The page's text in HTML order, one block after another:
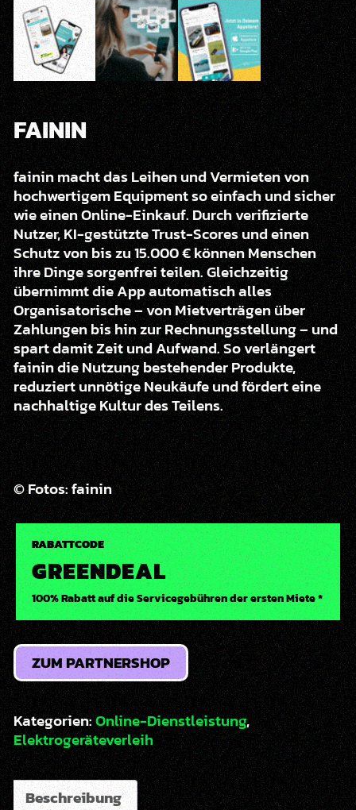
FAININ
fainin macht das Leihen und Vermieten von
hochwertigem Equipment so einfach und sicher
wie einen Online-Einkauf. Durch verifizierte
Nutzer, KI-gestützte Trust-Scores und einen
Schutz von bis zu 15.000 € können Menschen
ihre Dinge sorgenfrei teilen. Gleichzeitig
übernimmt die App automatisch alles
Organisatorische – von Mietverträgen über
Zahlungen bis hin zur Rechnungsstellung – und
spart damit Zeit und Aufwand. So verlängert
fainin die Nutzung bestehender Produkte,
reduziert unnötige Neukäufe und fördert eine
nachhaltige Kultur des Teilens.
© Fotos: fainin
RABATTCODE
GREENDEAL
100% Rabatt auf die Servicegebühren der ersten Miete *
ZUM PARTNERSHOP
Kategorien:Online-Dienstleistung,
Elektrogeräteverleih
Beschreibung